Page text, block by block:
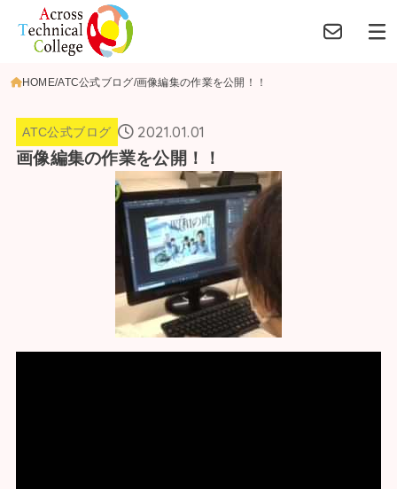
HOME ATC公式ブログ 画像編集の作業を公開！！
ATC公式ブログ
2021.01.01
画像編集の作業を公開！！